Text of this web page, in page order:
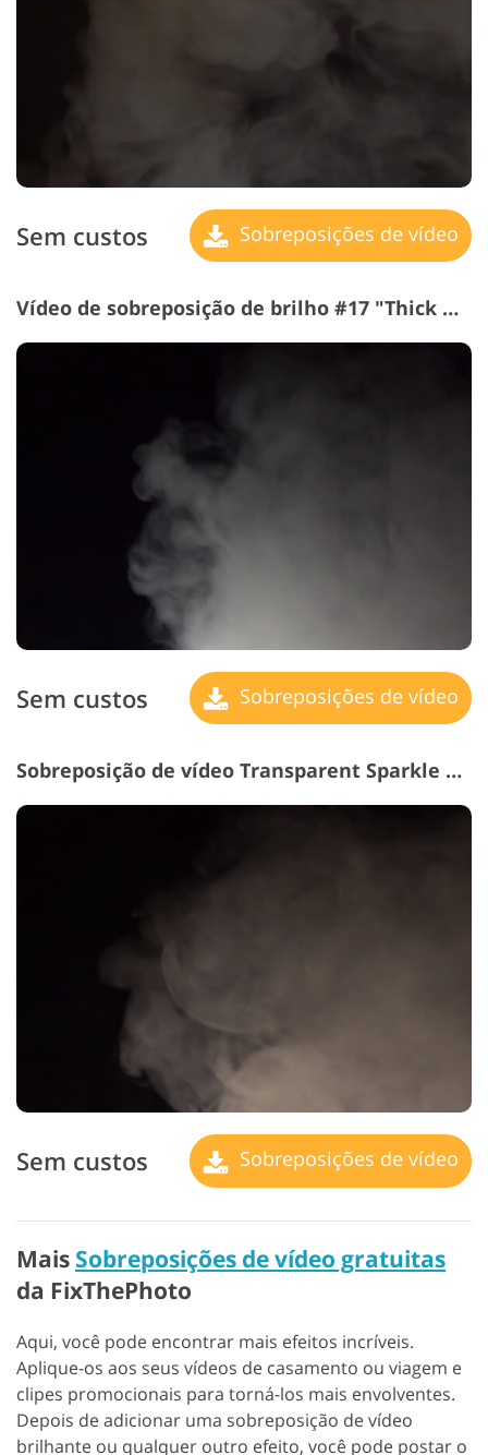
Sem custos Sobreposições de vídeo
Vídeo de sobreposição de brilho #17 "Thick Haze"
Sem custos Sobreposições de vídeo
Sobreposição de vídeo Transparent Sparkle # 18 "Dawn de Times"
Sem custos Sobreposições de vídeo
Mais Sobreposições de vídeo gratuitas
da FixThePhoto
Aqui, você pode encontrar mais efeitos incríveis.
Aplique-os aos seus vídeos de casamento ou viagem e
clipes promocionais para torná-los mais envolventes.
Depois de adicionar uma sobreposição de vídeo
brilhante ou qualquer outro efeito, você pode postar o